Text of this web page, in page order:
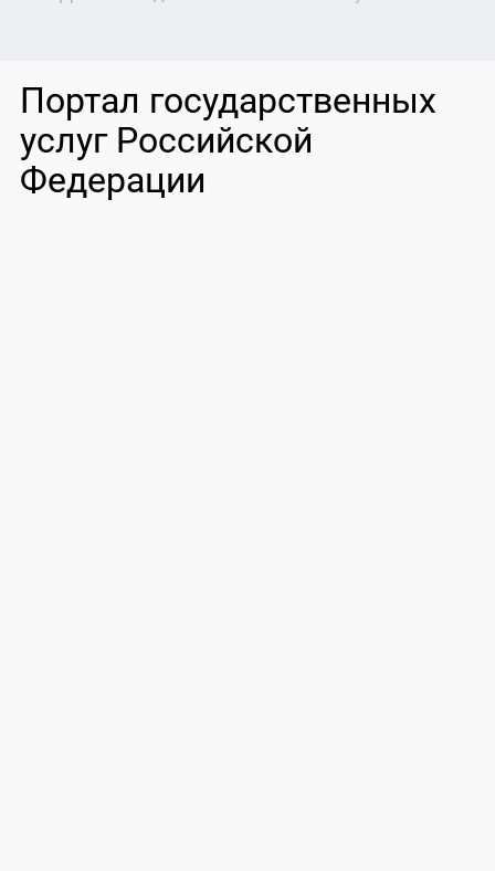
Портал государственных
услуг Российской
Федерации